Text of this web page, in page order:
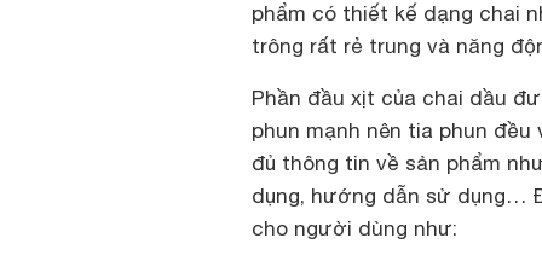
phẩm có thiết kế dạng chai
trông rất rẻ trung và năng
Phần đầu xịt của chai dầu
phun mạnh nên tia phun
đủ thông tin về sản phẩm
dụng, hướng dẫn sử dụng…
cho người dùng như: